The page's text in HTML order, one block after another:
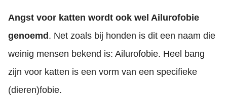
Angst voor katten wordt ook wel Ailurofobie
genoemd . Net zoals bij honden is dit een naam die
weinig mensen bekend is: Ailurofobie. Heel bang
zijn voor katten is een vorm van een specifieke
(dieren)fobie.